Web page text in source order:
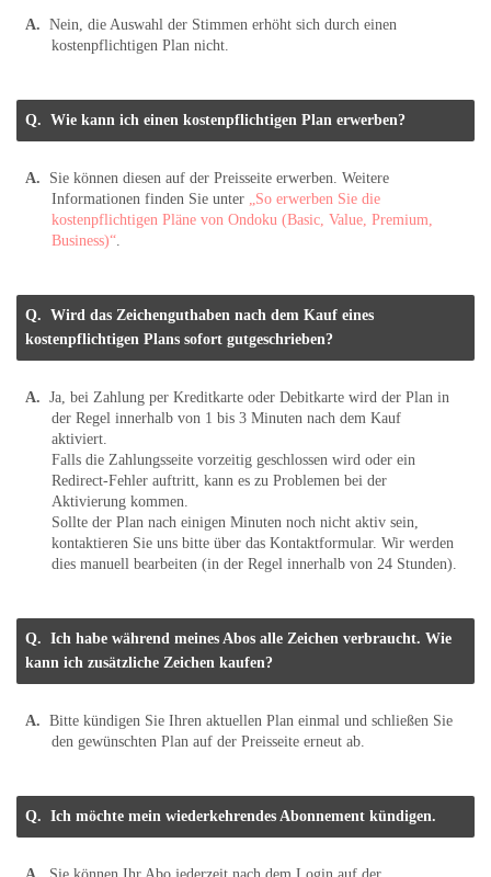
Nein, die Auswahl der Stimmen erhöht sich durch einen
kostenpflichtigen Plan nicht.
Wie kann ich einen kostenpflichtigen Plan erwerben?
Sie können diesen auf der Preisseite erwerben. Weitere
Informationen finden Sie unter „So erwerben Sie die
kostenpflichtigen Pläne von Ondoku (Basic, Value, Premium,
Business)“.
Wird das Zeichenguthaben nach dem Kauf eines
kostenpflichtigen Plans sofort gutgeschrieben?
Ja, bei Zahlung per Kreditkarte oder Debitkarte wird der Plan in
der Regel innerhalb von 1 bis 3 Minuten nach dem Kauf
aktiviert.
Falls die Zahlungsseite vorzeitig geschlossen wird oder ein
Redirect-Fehler auftritt, kann es zu Problemen bei der
Aktivierung kommen.
Sollte der Plan nach einigen Minuten noch nicht aktiv sein,
kontaktieren Sie uns bitte über das Kontaktformular. Wir werden
dies manuell bearbeiten (in der Regel innerhalb von 24 Stunden).
Ich habe während meines Abos alle Zeichen verbraucht. Wie
kann ich zusätzliche Zeichen kaufen?
Bitte kündigen Sie Ihren aktuellen Plan einmal und schließen Sie
den gewünschten Plan auf der Preisseite erneut ab.
Ich möchte mein wiederkehrendes Abonnement kündigen.